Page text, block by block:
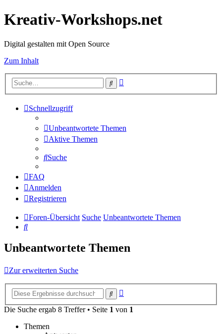
Kreativ-Workshops.net
Digital gestalten mit Open Source
Zum Inhalt
Suche
Schnellzugriff
Unbeantwortete Themen
Aktive Themen
Suche
FAQ
Anmelden
Registrieren
Foren-Übersicht Suche Unbeantwortete Themen
Suche
Unbeantwortete Themen
Zur erweiterten Suche
Suche
Die Suche ergab 8 Treffer • Seite 1 von 1
Themen